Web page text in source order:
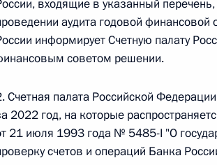
О внесении изменений в статью 9.21
правонарушениях
26 июля 2026 года
Федеральный закон от 26.07.2026
О ратификации Соглашения между
Республики Беларусь о сотрудничестве в
входящие в указанный
аудита годовой финансовой
информирует Счетную палату
советом решении.
Счетная палата Российской
2022 год, на которые
21 июля 1993 года № 5485-I "О
счетов и операций Банка